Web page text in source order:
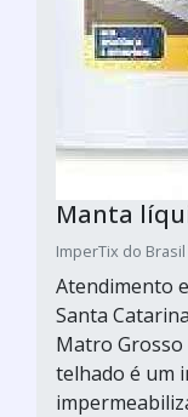
Manta
ImperTix do
Atendimento
Santa
Matro Grosso
telhado é um